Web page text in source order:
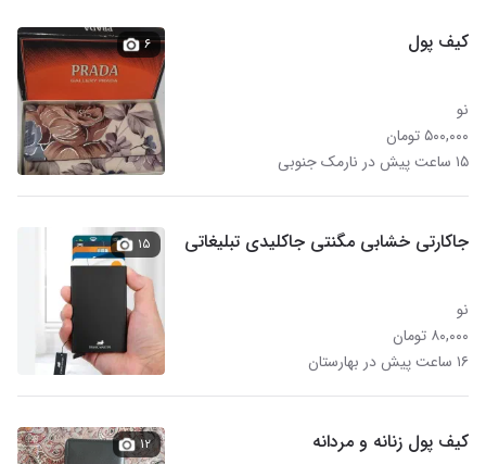
کیف پول
نو
۵۰۰,۰۰۰ تومان
۱۵ ساعت پیش در نارمک جنوبی
۶
جاکارتی خشابی مگنتی جاکلیدی تبلیغاتی
نو
۸۰,۰۰۰ تومان
۱۶ ساعت پیش در بهارستان
۱۵
کیف پول زنانه و مردانه ۱۲